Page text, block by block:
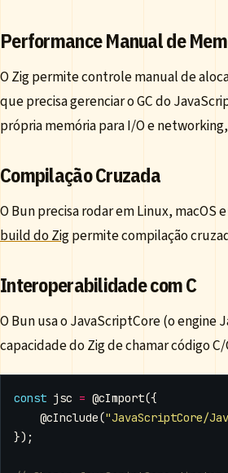
Performance Manual de
O Zig permite controle manual de
que precisa gerenciar o GC do
própria memória para I/O e
Compilação Cruzada
O Bun precisa rodar em Linux, macOS
build do Zigpermite compilação
Interoperabilidade com C
O Bun usa o JavaScriptCore (o engine
capacidade do Zig de chamar código
const jsc = @cImport({
@cInclude("JavaScriptCore/
});